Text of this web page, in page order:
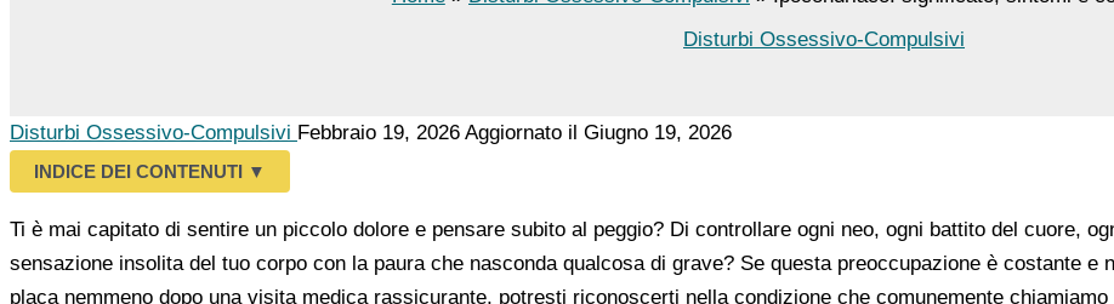
Disturbi Ossessivo-Compulsivi
Disturbi Ossessivo-Compulsivi Febbraio 19, 2026 Aggiornato il Giugno 19, 2026
INDICE DEI CONTENUTI ▼
Ti è mai capitato di sentire un piccolo dolore e pensare subito al peggio? Di controllare ogni neo, ogni battito del cuore,
sensazione insolita del tuo corpo con la paura che nasconda qualcosa di grave? Se questa preoccupazione è costante e
placa nemmeno dopo una visita medica rassicurante, potresti riconoscerti nella condizione che comunemente chiamiamo